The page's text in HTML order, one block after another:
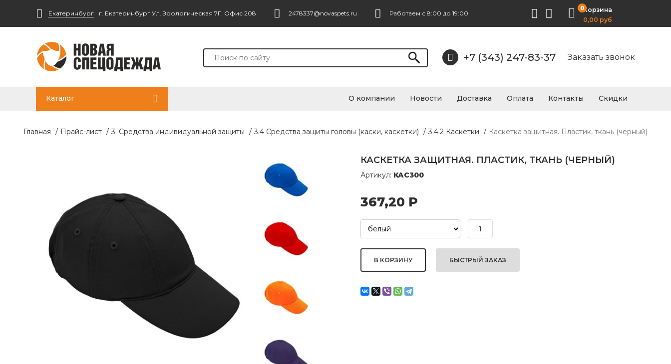
Екатеринбург г. Екатеринбург Ул. Зоологическая 7Г. Офис 208 2478337@novaspets.ru Работаем с 8:00 до 19:00
0Корзина
0,00 руб
+7 (343) 247-83-37 Заказать звонок
Каталог О компании Новости Доставка Оплата Контакты Скидки
Главная / Прайс-лист / 3. Средства индивидуальной защиты / 3.4 Средства защиты головы (каски, каскетки) / 3.4.2 Каскетки / Каскетка защитная. Пластик, ткань (черный)
КАСКЕТКА ЗАЩИТНАЯ. ПЛАСТИК, ТКАНЬ (ЧЕРНЫЙ)
Артикул: КАС300
367,20 Р
БЫСТРЫЙ ЗАКАЗ